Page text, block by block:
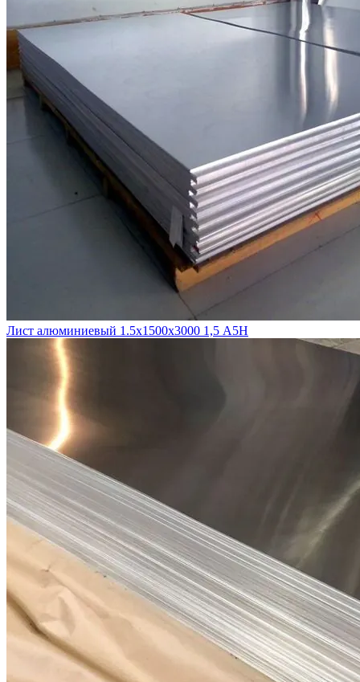
Лист алюминиевый 1.5х1500х3000 1,5 А5Н